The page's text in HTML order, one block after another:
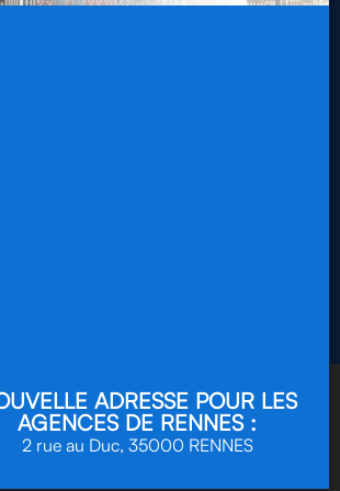
Brieuc
Malo
ADRESSE POUR LES
AGENCES DE RENNES :
2 rue au Duc, 35000 RENNES